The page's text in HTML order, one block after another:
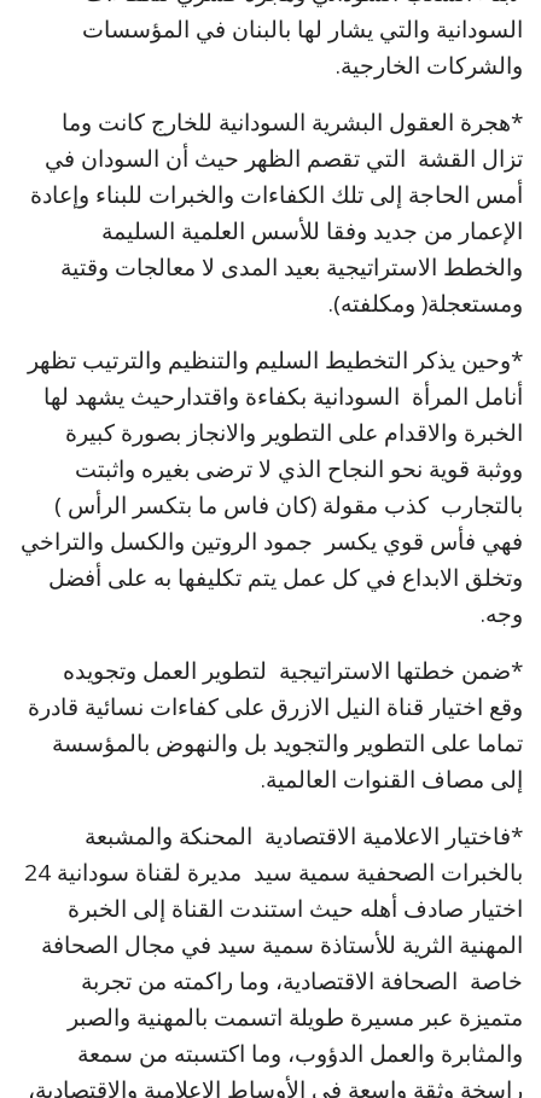
السودانية والتي يشار لها بالبنان في المؤسسات
والشركات الخارجية.
*هجرة العقول البشرية السودانية للخارج كانت وما
تزال القشة التي تقصم الظهر حيث أن السودان في
أمس الحاجة إلى تلك الكفاءات والخبرات للبناء وإعادة
الإعمار من جديد وفقا للأسس العلمية السليمة
والخطط الاستراتيجية بعيد المدى لا معالجات وقتية
ومستعجلة( ومكلفته).
*وحين يذكر التخطيط السليم والتنظيم والترتيب تظهر
أنامل المرأة السودانية بكفاءة واقتدارحيث يشهد لها
الخبرة والاقدام على التطوير والانجاز بصورة كبيرة
ووثبة قوية نحو النجاح الذي لا ترضى بغيره واثبتت
بالتجارب كذب مقولة (كان فاس ما بتكسر الرأس )
فهي فأس قوي يكسر جمود الروتين والكسل والتراخي
وتخلق الابداع في كل عمل يتم تكليفها به على أفضل
وجه.
*ضمن خطتها الاستراتيجية لتطوير العمل وتجويده
وقع اختيار قناة النيل الازرق على كفاءات نسائية قادرة
تماما على التطوير والتجويد بل والنهوض بالمؤسسة
إلى مصاف القنوات العالمية.
*فاختيار الاعلامية الاقتصادية المحنكة والمشبعة
بالخبرات الصحفية سمية سيد مديرة لقناة سودانية 24
اختيار صادف أهله حيث استندت القناة إلى الخبرة
المهنية الثرية للأستاذة سمية سيد في مجال الصحافة
خاصة الصحافة الاقتصادية، وما راكمته من تجربة
متميزة عبر مسيرة طويلة اتسمت بالمهنية والصبر
والمثابرة والعمل الدؤوب، وما اكتسبته من سمعة
راسخة وثقة واسعة في الأوساط الإعلامية والاقتصادية،